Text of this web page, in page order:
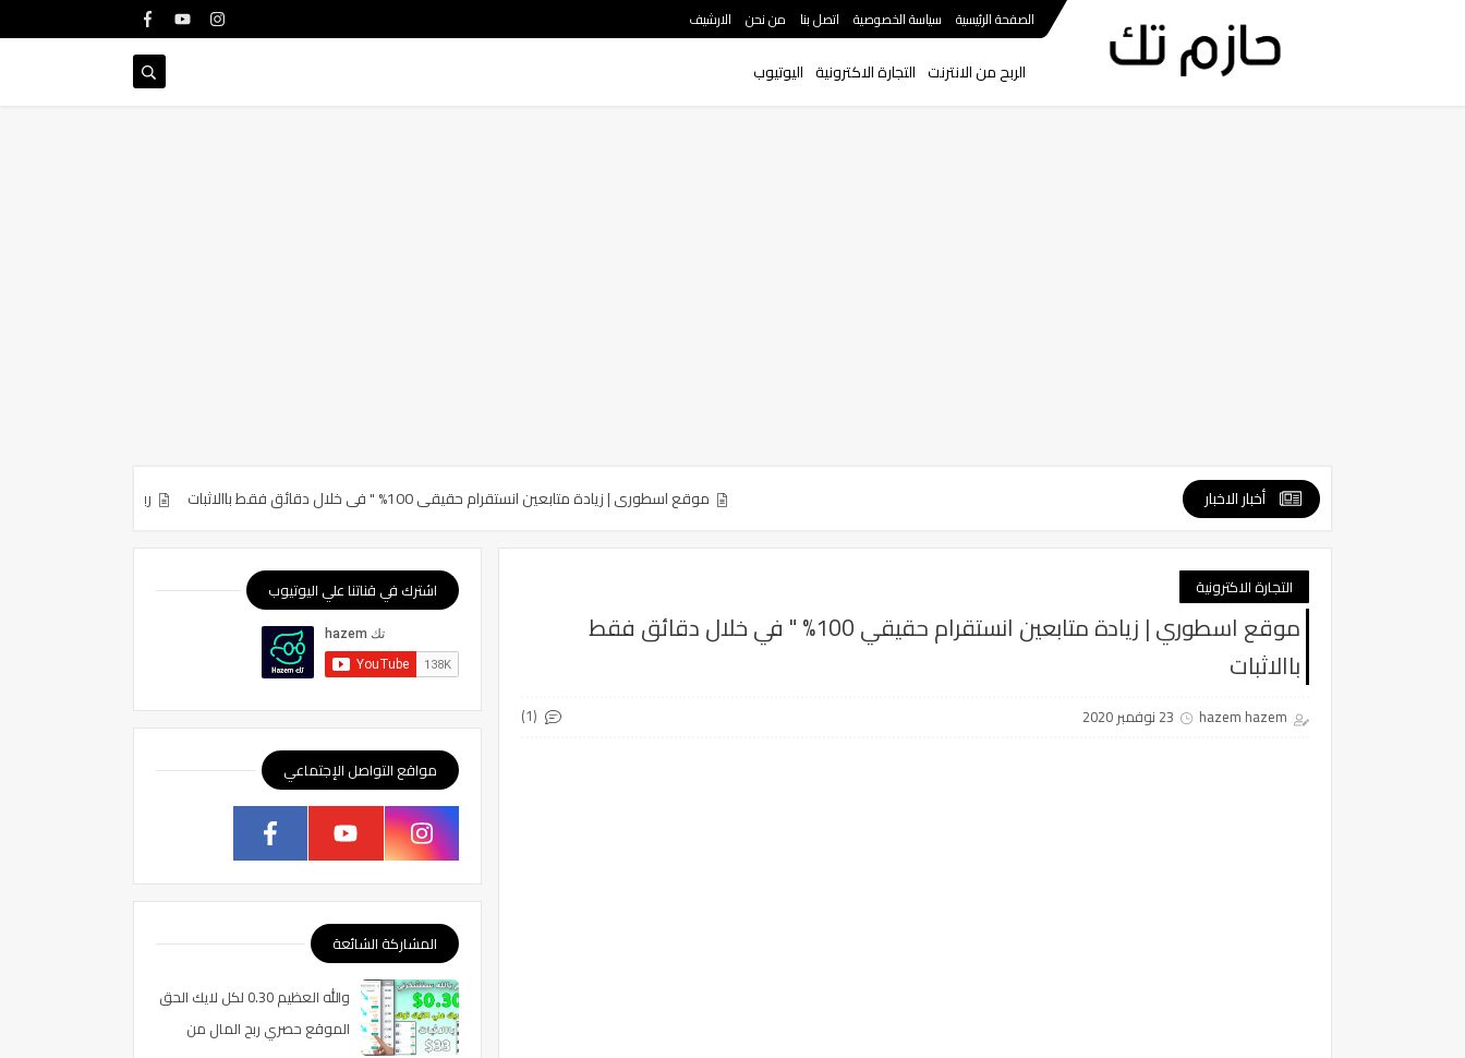
الصفحة الرئيسية سياسة الخصوصية اتصل بنا من نحن الارشيف
الربح من الانترنت التجارة الاكترونية اليوتيوب
أخبار الاخبار موقع اسطوري | زيادة متابعين انستقرام حقيقي 100% " في خلال دقائق فقط باالاثبات ربح 10$ دولار كل ساعة باالاثبات | تجربتي في ربح المال من الفريلانسر | ربح من الانترنت 2021
التجارة الاكترونية
موقع اسطوري | زيادة متابعين انستقرام حقيقي 100% " في خلال دقائق فقط
باالاثبات
hazem hazem 23 نوفمبر 2020 (1)
اشترك في قناتنا علي اليوتيوب
مواقع التواصل الإجتماعي
المشاركة الشائعة
والله العظيم 0.30 لكل لايك الحق
الموقع حصري ربح المال من